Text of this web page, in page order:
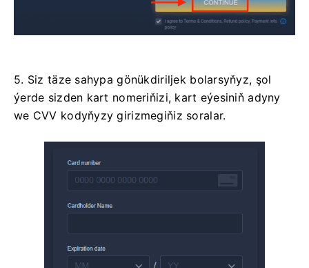
5. Siz täze sahypa gönükdiriljek bolarsyňyz, şol
ýerde sizden kart nomeriňizi, kart eýesiniň adyny
we CVV kodyňyzy girizmegiňiz soralar.